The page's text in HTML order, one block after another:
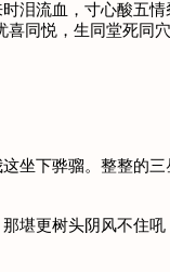
泪流血，寸心酸五
同悦，生同堂死同
坐下骅骝。整整的
堪更树头阴风不住